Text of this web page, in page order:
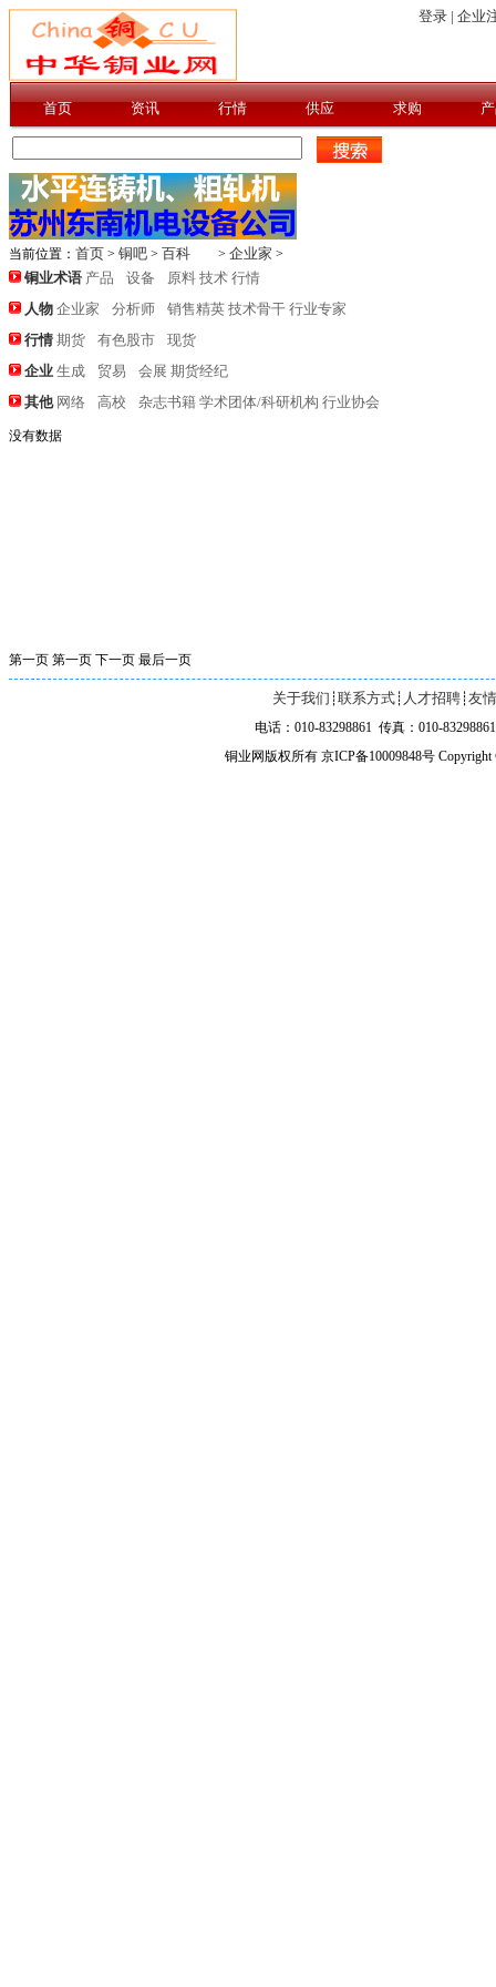
登录 | 企业
首页 资讯 行情 供应 求购
当前位置： 首页 > 铜吧 > 百科 > 企业家 >
铜业术语 产品 设备 原料 技术 行情
人物 企业家 分析师 销售精英 技术骨干 行业专家
行情 期货 有色股市
现货
企业 生成 贸易 会展 期货经纪
其他 网络 高校 杂志书籍 学术团体/科研机构 行业协会
没有数据
第一页 第一页 下一页 最后一页
关于我们 ┊ 联系方式 ┊ 人才招聘 ┊ 友
电话：010-83298861 传真：010-
铜业网版权所有 京ICP备10009848号